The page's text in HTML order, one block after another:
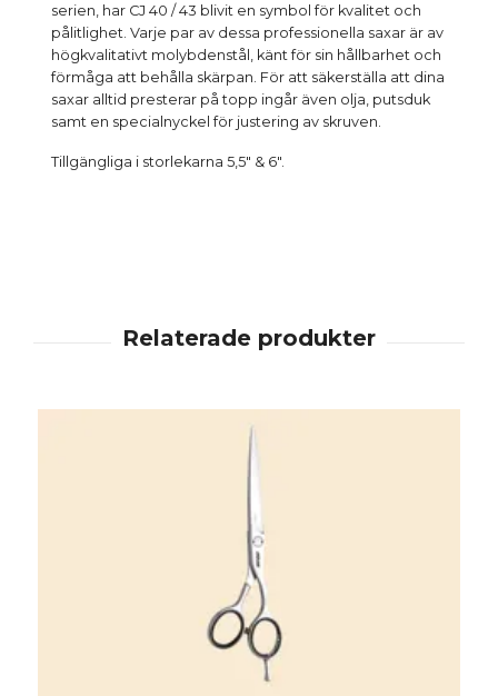
serien, har CJ 40 / 43 blivit en symbol för kvalitet och
pålitlighet. Varje par av dessa professionella saxar är av
högkvalitativt molybdenstål, känt för sin hållbarhet och
förmåga att behålla skärpan. För att säkerställa att dina
saxar alltid presterar på topp ingår även olja, putsduk
samt en specialnyckel för justering av skruven.
Tillgängliga i storlekarna 5,5" & 6".